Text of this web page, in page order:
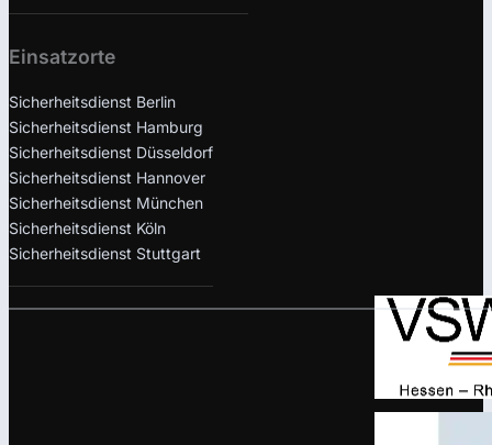
Einsatzorte
Sicherheitsdienst Berlin
Sicherheitsdienst Hamburg
Sicherheitsdienst Düsseldorf
Sicherheitsdienst Hannover
Sicherheitsdienst München
Sicherheitsdienst Köln
Sicherheitsdienst Stuttgart